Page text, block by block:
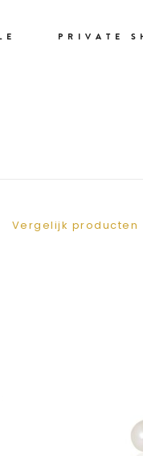
PRIVATE
Vergelijk producten